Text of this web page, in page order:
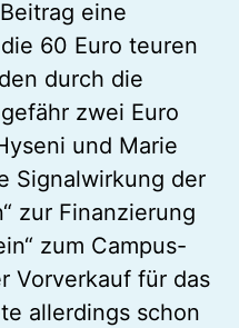
eine
60 Euro teuren
durch die
zwei Euro
und Marie
Signalwirkung der
zur Finanzierung
zum Campus-
Vorverkauf für das
allerdings schon